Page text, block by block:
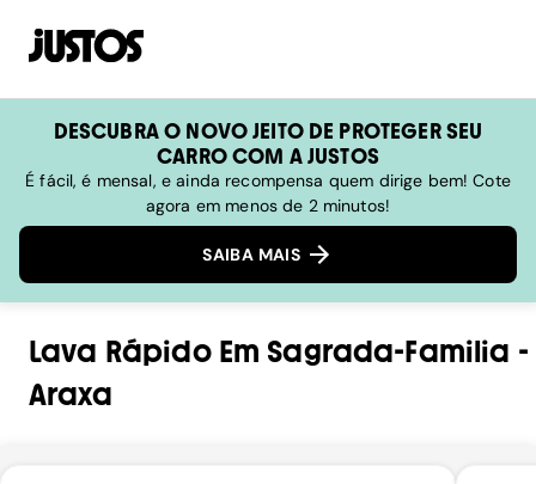
DESCUBRA O NOVO JEITO DE PROTEGER SEU
CARRO COM A JUSTOS
É fácil, é mensal, e ainda recompensa quem dirige bem! Cote
agora em menos de 2 minutos!
SAIBA MAIS
Lava RápidoEm Sagrada-Familia -
Araxa